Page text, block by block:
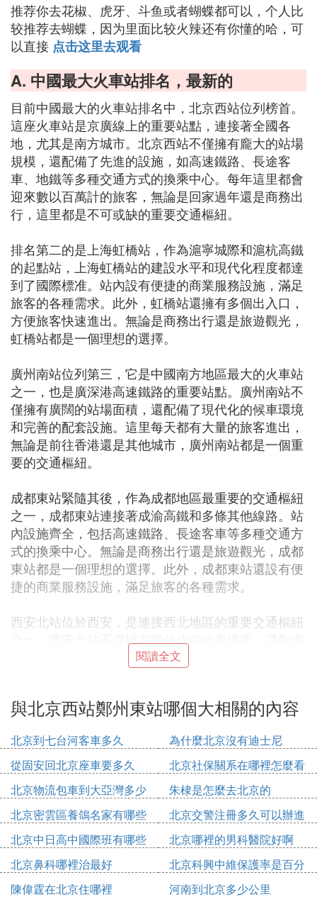
推荐你去花椒、虎牙、斗鱼或者蝴蝶都可以，个人比
较推荐去蝴蝶，因为里面比较火辣还有你懂的哈，可
以直接 点击这里去观看
A. 中國最大火車站排名，最新的
目前中國最大的火車站排名中，北京西站位列榜首。
這座火車站是京廣線上的重要站點，連接著全國各
地，尤其是南方城市。北京西站不僅擁有龐大的站場
規模，還配備了先進的設施，如高速鐵路、長途客
車、地鐵等多種交通方式的換乘中心。每年這里都會
迎來數以百萬計的旅客，無論是回家過年還是商務出
行，這里都是不可或缺的重要交通樞紐。
排名第二的是上海虹橋站，作為滬寧城際和滬杭高鐵
的起點站，上海虹橋站的建設水平和現代化程度都達
到了國際標准。站內設有便捷的商業服務設施，滿足
旅客的各種需求。此外，虹橋站還擁有多個出入口，
方便旅客快速進出。無論是商務出行還是旅遊觀光，
虹橋站都是一個理想的選擇。
廣州南站位列第三，它是中國南方地區最大的火車站
之一，也是廣深港高速鐵路的重要站點。廣州南站不
僅擁有廣闊的站場面積，還配備了現代化的候車環境
和完善的配套設施。這里每天都有大量的旅客進出，
無論是前往香港還是其他城市，廣州南站都是一個重
要的交通樞紐。
成都東站緊隨其後，作為成都地區最重要的交通樞紐
之一，成都東站連接著成渝高鐵和多條其他線路。站
內設施齊全，包括高速鐵路、長途客車等多種交通方
式的換乘中心。無論是商務出行還是旅遊觀光，成都
東站都是一個理想的選擇。此外，成都東站還設有便
捷的商業服務設施，滿足旅客的各種需求。
西安北站位於西安，是連接西北地區的重要交通樞紐
之一。西安北站不僅擁有現代化的候車環境，還配備
了完善的配套設施。站內設有高速鐵路、長途客車等
多種交通方式的換乘中心，方便旅客快速換乘。無論
選擇。此外，西安北站還設有便捷的商業服務設施，
排名第五的是鄭州東站，作為中原地區最重要的交通
樞紐之一，鄭州東站連接著多條高速鐵路和長途客車
線路。站內設施齊全，包括高速鐵路、長途客車等多
種交通方式的換乘中心。無論是商務出行還是旅遊觀
光，鄭州東站都是一個理想的選擇。此外，鄭州東站
還設有便捷的商業服務設施，滿足旅客的各種需求。
此外，還有一些其他的重要火車站，如武漢站、南京
閱讀全文
與北京西站鄭州東站哪個大相關的內容
北京到七台河客車多久
為什麼北京沒有迪士尼
從固安回北京座車要多久
北京社保關系在哪裡怎麼看
北京物流包車到大亞灣多少
錢
朱棣是怎麼去北京的
北京密雲區養鴿名家有哪些
人
北京交警注冊多久可以辦進
京證
北京中日高中國際班有哪些
北京哪裡的男科醫院好啊
北京鼻科哪裡治最好
北京科興中維保護率是百分
之多少
陳偉霆在北京住哪裡 河南到北京多少公里